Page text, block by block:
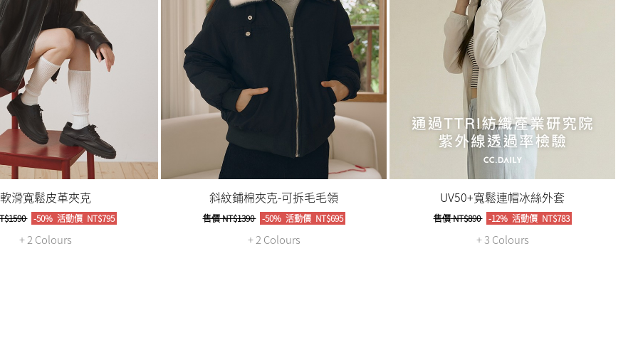
軟滑寬鬆皮革夾克
-50% 活動價NT$795
+ 2 Colours
斜紋鋪棉夾克-可拆毛毛領
售價NT$1390 -50% 活動價NT$695
+ 2 Colours
UV50+寬鬆連帽冰絲外套
售價NT$890 -12% 活動價NT$783
+ 3 Colours